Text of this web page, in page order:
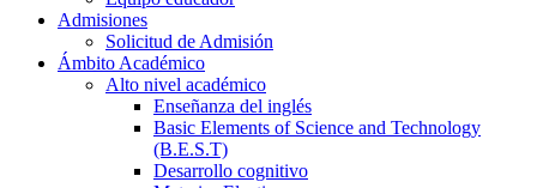
Admisiones
Solicitud de Admisión
Ámbito Académico
Alto nivel académico
Enseñanza del inglés
Basic Elements of Science and Technology
(B.E.S.T)
Desarrollo cognitivo